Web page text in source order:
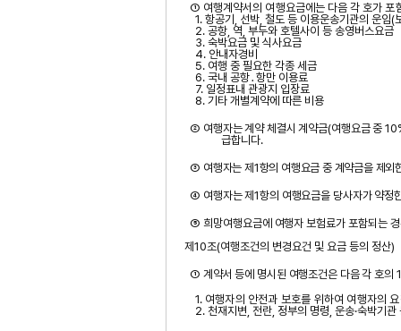
① 여행계약서의 여행요금에는 다음 각 호가 포
1. 항공기 선박 철도 등 이용운송기관의 운임(
2. 공항 역 부두와 호텔사이 등 송영버스요금
3. 숙박요금 및 식사요금
4. 안내자경비
5. 여행 중 필요한 각종 세금
6. 국내 공항․ 항만 이용료
7. 일정표내 관광지 입장료
8. 기타 개별계약에 따른 비용
② 여행자는 계약체결시 계약금(여행요금 중
급합니다.
③ 여행자는 제 1항의 여행요금 중 계약금을 제외
④ 여행자는 제1항의 여행요금을 당사자가 약정
⑤희망여행요금에 여행자 보험료가 포함되는
제 10조(여행조건의 변경요건 및 요금 등의 정산)
① 계약서 등에 명시된 여행조건은 다음 각 호의 1
1. 여행자의 안전과 보호를 위하여 여행자의
2. 천재지변 전란 정부의 명령 운송‧숙박기관